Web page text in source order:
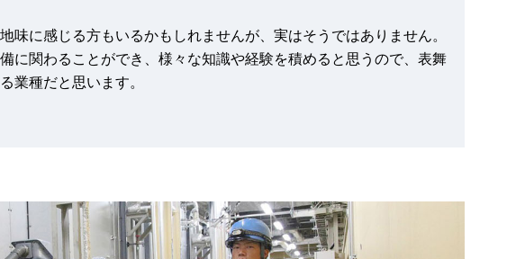
に感じる方もいるかもしれませんが、実はそうではありません。
に関わることができ、様々な知識や経験を積めると思うので、表舞
業種だと思います。